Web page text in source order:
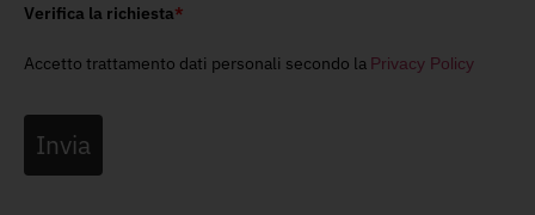
Verifica la richiesta*
Accetto trattamento dati personali secondo la Privacy Policy
Invia